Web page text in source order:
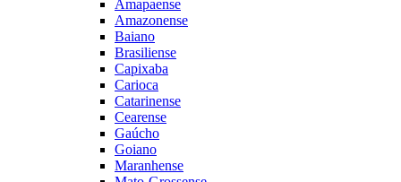
Amapaense
Amazonense
Baiano
Brasiliense
Capixaba
Carioca
Catarinense
Cearense
Gaúcho
Goiano
Maranhense